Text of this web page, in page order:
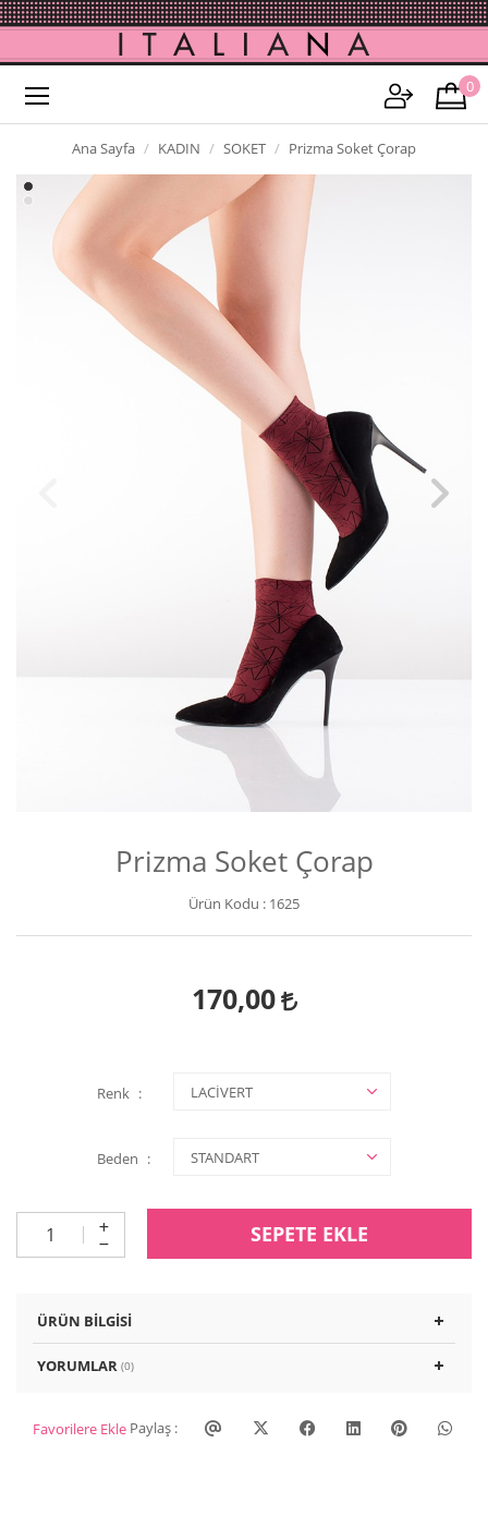
0
Ana Sayfa KADIN SOKET Prizma Soket Çorap
Prizma Soket Çorap
Ürün Kodu : 1625
170,00
Renk
Beden
SEPETE EKLE
ÜRÜN BILGISI
YORUMLAR (0)
Favorilere Ekle Paylaş :